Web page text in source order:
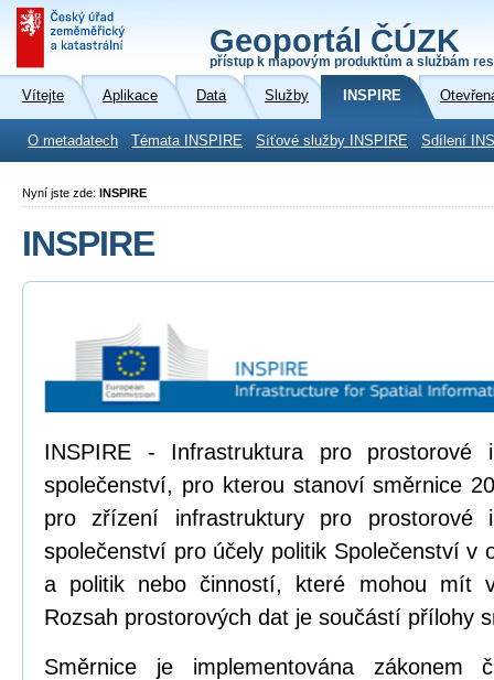
Geoportál ČÚZK
přístup k mapovým produktům a službám
Vítejte Aplikace Data Služby INSPIRE
O metadatech Témata INSPIRE Síťové služby INSPIRE Sdílení
Nyní jste zde: INSPIRE
INSPIRE
INSPIRE - Infrastruktura pro prostorové
společenství, pro kterou stanoví směrnice
pro zřízení infrastruktury pro prostorové
společenství pro účely politik Společenství v
a politik nebo činností, které mohou mít
Rozsah prostorových dat je součástí přílohy
Směrnice je implementována